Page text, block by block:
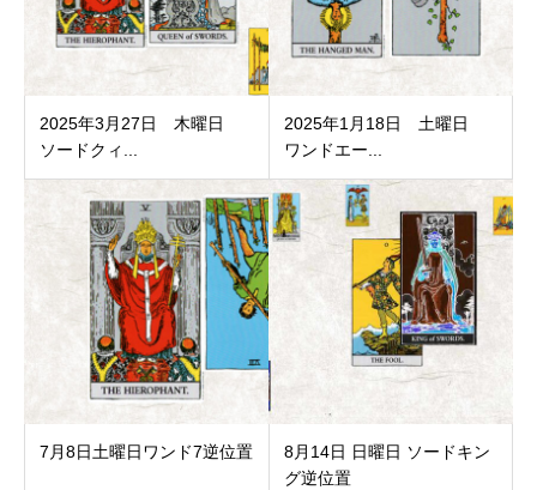
2025年3月27日 木曜日
ソードクィ...
2025年1月18日 土曜日
ワンドエー...
7月8日土曜日ワンド7逆位置
8月14日 日曜日 ソードキン
グ逆位置